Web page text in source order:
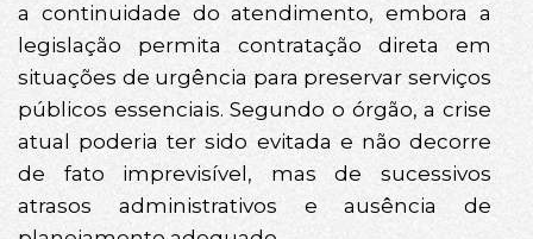
a continuidade do atendimento, embora a
legislação permita contratação direta em
situações de urgência para preservar serviços
públicos essenciais. Segundo o órgão, a crise
atual poderia ter sido evitada e não decorre
de fato imprevisível, mas de sucessivos
atrasos administrativos e ausência de